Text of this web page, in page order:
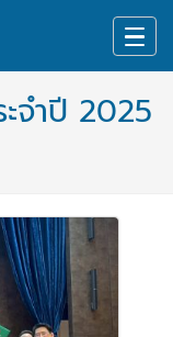
จำปี 2025